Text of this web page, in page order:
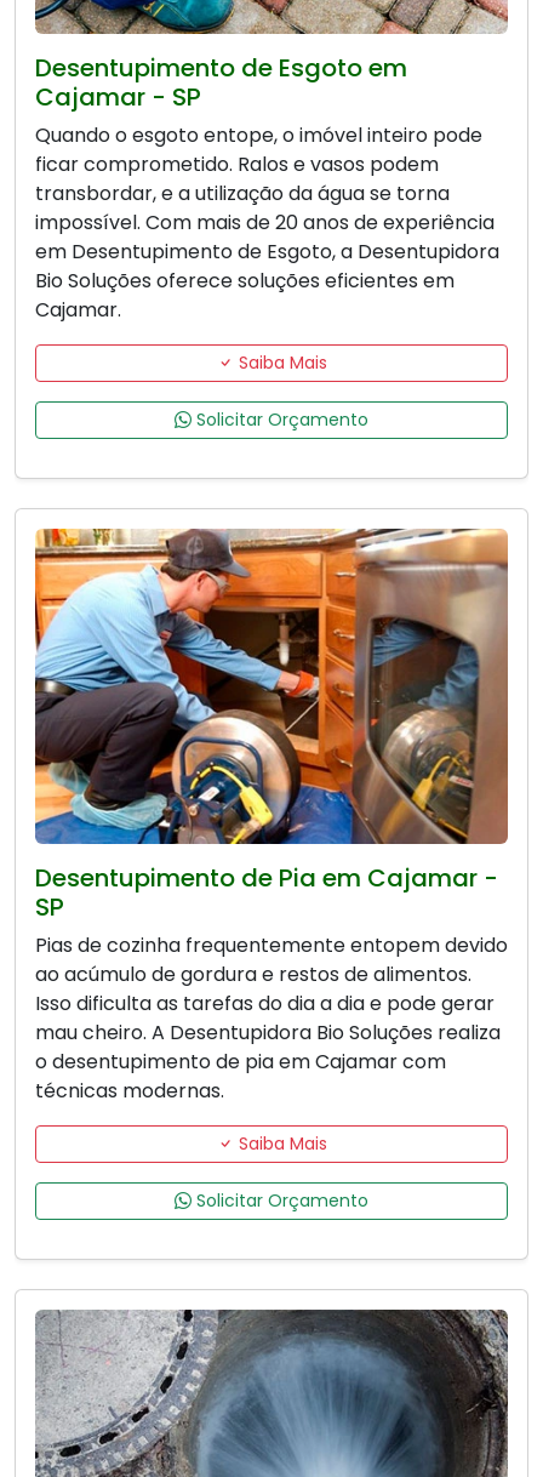
Desentupimento de Esgoto em
Cajamar - SP
Quando o esgoto entope, o imóvel inteiro pode
ficar comprometido. Ralos e vasos podem
transbordar, e a utilização da água se torna
impossível. Com mais de 20 anos de experiência
em Desentupimento de Esgoto, a Desentupidora
Bio Soluções oferece soluções eficientes em
Cajamar.
Saiba Mais
Solicitar Orçamento
Desentupimento de Pia em Cajamar -
SP
Pias de cozinha frequentemente entopem devido
ao acúmulo de gordura e restos de alimentos.
Isso dificulta as tarefas do dia a dia e pode gerar
mau cheiro. A Desentupidora Bio Soluções realiza
o desentupimento de pia em Cajamar com
técnicas modernas.
Saiba Mais
Solicitar Orçamento